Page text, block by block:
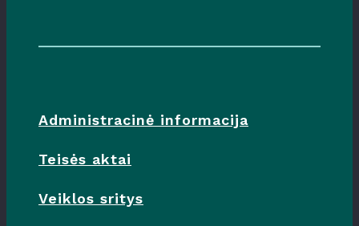
Administracinė informacija
Teisės aktai
Veiklos sritys